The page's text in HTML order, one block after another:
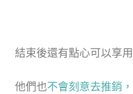
結束後還有點心可以享
他們也不會刻意去推銷